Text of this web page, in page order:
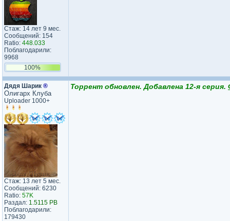
Стаж: 14 лет 9 мес.
Сообщений: 154
Ratio: 448.033
Поблагодарили:
9968
100%
Дядя Шарик ®
Олигарх Клуба
Uploader 1000+
Стаж: 13 лет 5 мес.
Сообщений: 6230
Ratio: 57K
Раздал: 1.5115 PB
Поблагодарили:
179430
Торрент обновлен. Добавлена 12-я серия.